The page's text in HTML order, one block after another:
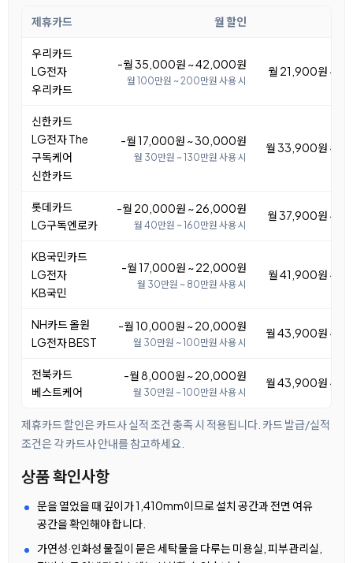
제휴카드 월 할인
우리카드
LG전자
우리카드
-월 35,000원 ~ 42,000원
월 100만원 ~ 200만원 사용 시
월 21,900원 ~
신한카드
LG전자 The
구독케어
신한카드
-월 17,000원 ~ 30,000원
월 30만원 ~ 130만원 사용 시
월 33,900원 ~
롯데카드
LG구독엔로카
-월 20,000원 ~ 26,000원
월 40만원 ~ 160만원 사용 시
월 37,900원 ~
KB국민카드
LG전자
KB국민
-월 17,000원 ~ 22,000원
월 30만원 ~ 80만원 사용 시
월 41,900원 ~
NH카드 올원
LG전자 BEST
-월 10,000원 ~ 20,000원
월 30만원 ~ 100만원 사용 시
월 43,900원 ~
전북카드
베스트케어
-월 8,000원 ~ 20,000원
월 30만원 ~ 100만원 사용 시
월 43,900원 ~
제휴카드 할인은 카드사 실적 조건 충족 시 적용됩니다. 카드 발급/실적
조건은 각 카드사 안내를 참고하세요.
상품 확인사항
문을 열었을 때 깊이가 1,410mm이므로 설치 공간과 전면 여유
공간을 확인해야 합니다.
가연성·인화성 물질이 묻은 세탁물을 다루는 미용실, 피부관리실,